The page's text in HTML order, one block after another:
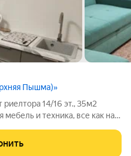
Пышма)»
14/16 эт., 35м2
и техника, все как на
Школа: 4,22,33, и